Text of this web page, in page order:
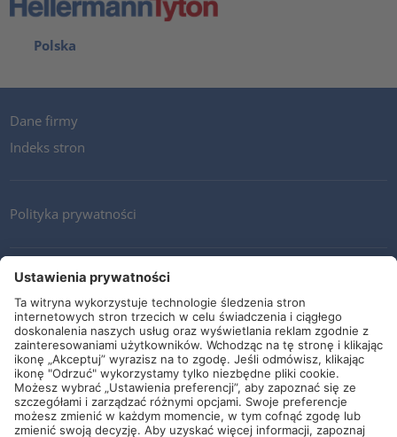
Polska
Dane firmy
Indeks stron
Polityka prywatności
Kontakt
Newsletter
Ogólne warunki i dostawy